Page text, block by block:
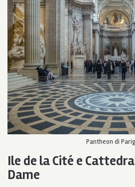
Pantheon di
Ile de la Cité e
Dame